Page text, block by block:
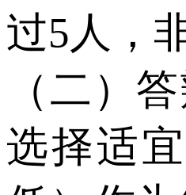
过5人，
（二）
选择适